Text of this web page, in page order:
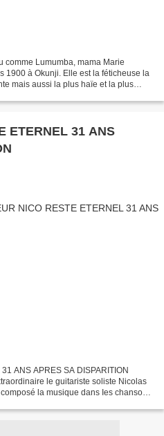
comme Lumumba, mama Marie
1900 à Okunji. Elle est la féticheuse la
mais aussi la plus haïe et la plus
ANS APRES SA DISPARITION
le guitariste soliste Nicolas
la musique dans Ies chansons